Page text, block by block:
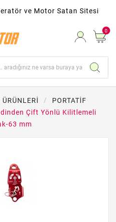
ve Motor Satan Sitesi
0
ÜRÜNLERİ
PORTATİF
Çift Yönlü Kilitlemeli
63 mm